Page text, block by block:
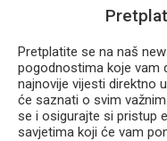
Pretplatite se na naš
pogodnostima koje vam
najnovije vijesti direktno
će saznati o svim
se i osigurajte si pristup
savjetima koji će vam